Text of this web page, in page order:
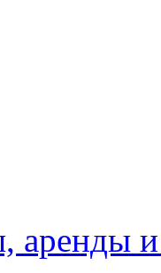
аренды